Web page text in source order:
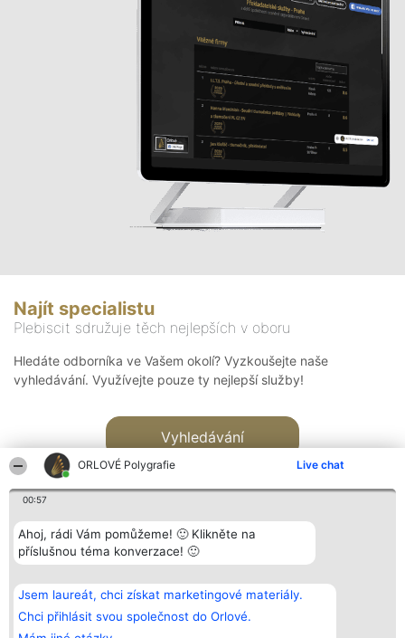
ORLOVÉ Polygrafie Live chat
00:57
Ahoj, rádi Vám pomůžeme! 🙂 Klikněte na
příslušnou téma konverzace! 🙂
Jsem laureát, chci získat marketingové materiály.
Chci přihlásit svou společnost do Orlové.
Najít specialistu
Plebiscit sdružuje těch nejlepších v oboru
Hledáte odborníka ve Vašem okolí? Vyzkoušejte naše
vyhledávání. Využívejte pouze ty nejlepší služby!
Vyhledávání
Bright Side Solutions sp. z o.
o. sp. k.
ul. Ruska 22
Wrocław 50-079
Vítězové
Seznam všech
laureátů
Zásady
Kontakt